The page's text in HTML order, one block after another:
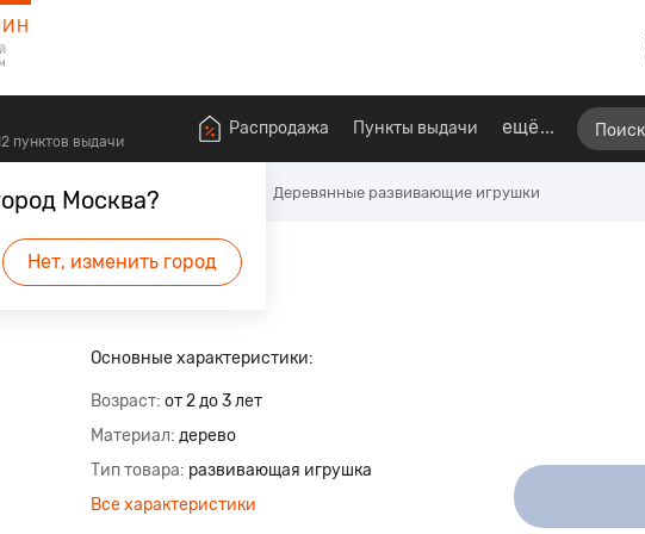
Москва?
Нет, изменить город
пунктов выдачи
Распродажа Пункты выдачи ещё
Развивающие игрушки Деревянные развивающие игрушки
первым.
Основные характеристики:
Возраст от 2 до 3 лет
Материал дерево
Тип товара развивающая игрушка
Все характеристики